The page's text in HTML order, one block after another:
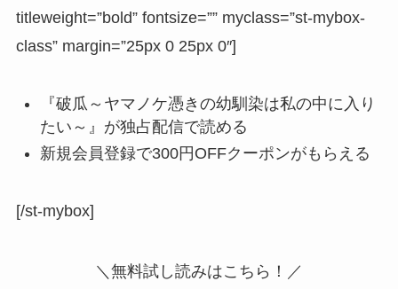
titleweight=”bold” fontsize=”” myclass=”st-mybox-
class” margin=”25px 0 25px 0″]
『破瓜～ヤマノケ憑きの幼馴染は私の中に入り
たい～』が独占配信で読める
新規会員登録で300円OFFクーポンがもらえる
[/st-mybox]
＼無料試し読みはこちら！／